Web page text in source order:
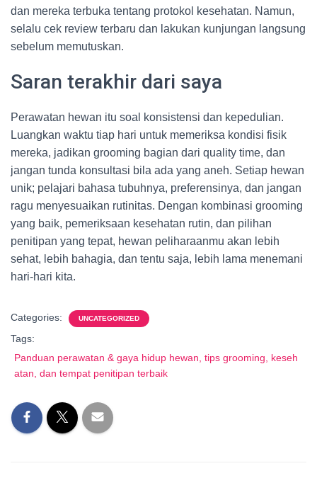
dan mereka terbuka tentang protokol kesehatan. Namun,
selalu cek review terbaru dan lakukan kunjungan langsung
sebelum memutuskan.
Saran terakhir dari saya
Perawatan hewan itu soal konsistensi dan kepedulian.
Luangkan waktu tiap hari untuk memeriksa kondisi fisik
mereka, jadikan grooming bagian dari quality time, dan
jangan tunda konsultasi bila ada yang aneh. Setiap hewan
unik; pelajari bahasa tubuhnya, preferensinya, dan jangan
ragu menyesuaikan rutinitas. Dengan kombinasi grooming
yang baik, pemeriksaan kesehatan rutin, dan pilihan
penitipan yang tepat, hewan peliharaanmu akan lebih
sehat, lebih bahagia, dan tentu saja, lebih lama menemani
hari-hari kita.
Categories: UNCATEGORIZED
Tags:
Panduan perawatan & gaya hidup hewan, tips grooming, keseh
atan, dan tempat penitipan terbaik